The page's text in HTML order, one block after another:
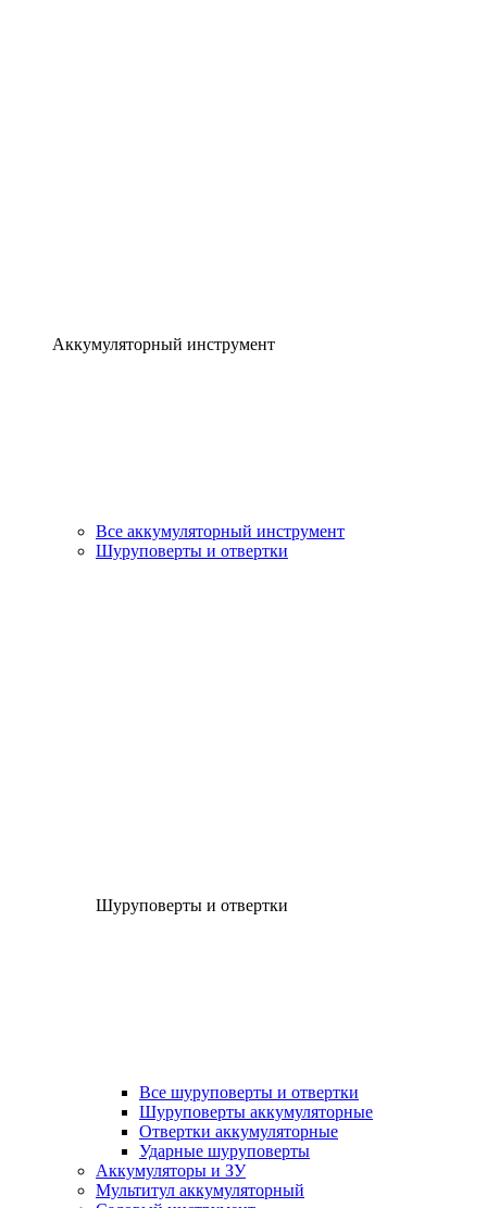
Аккумуляторный инструмент
Все аккумуляторный инструмент
Шуруповерты и отвертки
Шуруповерты и отвертки
Все шуруповерты и отвертки
Шуруповерты аккумуляторные
Отвертки аккумуляторные
Ударные шуруповерты
Аккумуляторы и ЗУ
Мультитул аккумуляторный